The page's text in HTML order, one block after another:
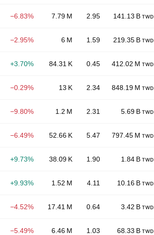
−6.83% 7.79 M 2.95 141.13 B TWD
−2.95% 6 M 1.59 219.35 B TWD
+3.70% 84.31 K 0.45 412.02 M TWD
−0.29% 13 K 2.34 848.19 M TWD
−9.80% 1.2 M 2.31 5.69 B TWD
−6.49% 52.66 K 5.47 797.45 M TWD
+9.73% 38.09 K 1.90 1.84 B TWD
+9.93% 1.52 M 4.11 10.16 B TWD
−4.52% 17.41 M 0.64 3.42 B TWD
−5.49% 6.46 M 1.03 68.33 B TWD